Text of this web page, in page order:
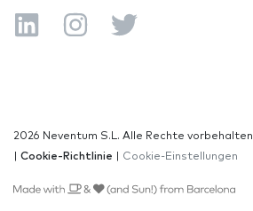
2026 Neventum S.L. Alle Rechte vorbehalten
Cookie-Richtlinie Cookie-Einstellungen